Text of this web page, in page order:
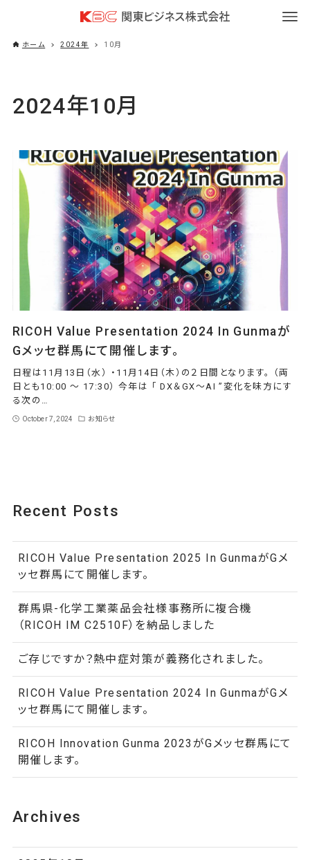
ホーム 2024年 10月
2024年10月
RICOH Value Presentation 2024 In Gunmaが
Gメッセ群馬にて開催します。
日程は11月13日（水） ・11月14日（木）の２日間となります。 （両
日とも10:00 ～ 17:30） 今年は 「 DX＆GX～AI ”変化を味方にす
る次の…
October 7, 2024 お知らせ
Recent Posts
RICOH Value Presentation 2025 In GunmaがGメ
ッセ群馬にて開催します。
群馬県-化学工業薬品会社様事務所に複合機
（RICOH IM C2510F）を納品しました
ご存じですか？熱中症対策が義務化されました。
RICOH Value Presentation 2024 In GunmaがGメ
ッセ群馬にて開催します。
RICOH Innovation Gunma 2023がGメッセ群馬にて
開催します。
Archives